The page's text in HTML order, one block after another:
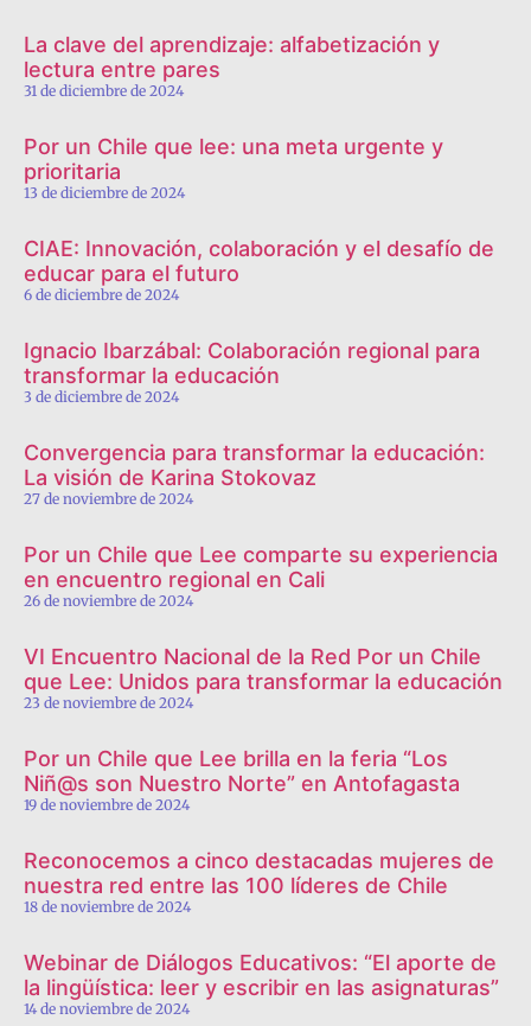
La clave del aprendizaje: alfabetización y
lectura entre pares
31 de diciembre de 2024
Por un Chile que lee: una meta urgente y
prioritaria
13 de diciembre de 2024
CIAE: Innovación, colaboración y el desafío de
educar para el futuro
6 de diciembre de 2024
Ignacio Ibarzábal: Colaboración regional para
transformar la educación
3 de diciembre de 2024
Convergencia para transformar la educación:
La visión de Karina Stokovaz
27 de noviembre de 2024
Por un Chile que Lee comparte su experiencia
en encuentro regional en Cali
26 de noviembre de 2024
VI Encuentro Nacional de la Red Por un Chile
que Lee: Unidos para transformar la educación
23 de noviembre de 2024
Por un Chile que Lee brilla en la feria “Los
Niñ@s son Nuestro Norte” en Antofagasta
19 de noviembre de 2024
Reconocemos a cinco destacadas mujeres de
nuestra red entre las 100 líderes de Chile
18 de noviembre de 2024
Webinar de Diálogos Educativos: “El aporte de
la lingüística: leer y escribir en las asignaturas”
14 de noviembre de 2024